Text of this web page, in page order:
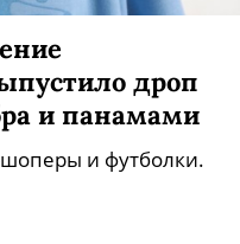
(и украсят!)
от
Veneta и богемное